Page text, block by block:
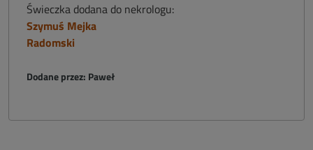
Świeczka dodana do nekrologu:
Szymuś Mejka
Radomski
Dodane przez: Paweł